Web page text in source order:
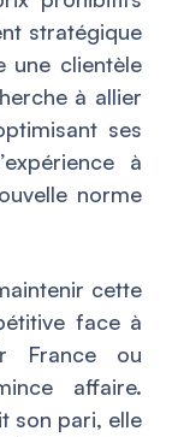
stratégique
une clientèle
à allier
ses
à
norme
cette
face à
France ou
affaire.
son pari, elle